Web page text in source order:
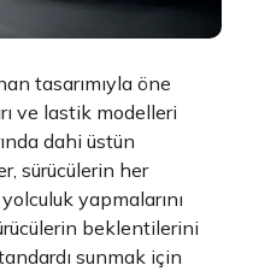
tasarımıyla öne
ve lastik modelleri
dahi üstün
sürücülerin her
yapmalarını
beklentilerini
sunmak için